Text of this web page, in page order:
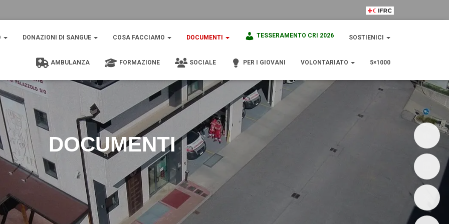
DONAZIONI DI SANGUE COSA FACCIAMO DOCUMENTI TESSERAMENTO CRI 2026 SOSTIENICI
AMBULANZA FORMAZIONE SOCIALE PER I GIOVANI VOLONTARIATO 5×1000
DOCUMENTI